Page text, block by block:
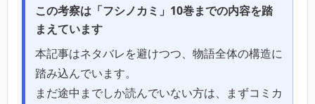
この考察は「フシノカミ」10巻までの内容を踏
まえています
本記事はネタバレを避けつつ、物語全体の構造に
踏み込んでいます。
まだ途中までしか読んでいない方は、まずコミカ